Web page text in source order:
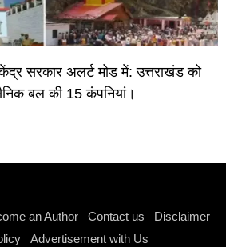
सरकार अलर्ट मोड में: उत्तराखंड को
बल की 15 कंपनियां।
an Author Contact us
Disclaimer
Advertisement with Us